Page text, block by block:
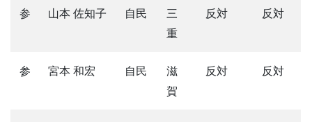
参 山本 佐知子 自民
三
重
反対 反対
参 宮本 和宏 自民
滋
賀
反対 反対